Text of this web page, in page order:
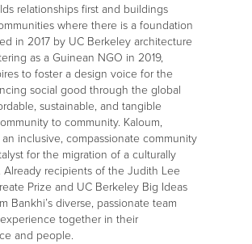
relationships first and buildings
where there is a foundation
in 2017 by UC Berkeley architecture
as a Guinean NGO in 2019,
to foster a design voice for the
social good through the global
sustainable, and tangible
to community. Kaloum,
inclusive, compassionate community
for the migration of a culturally
Already recipients of the Judith Lee
Prize and UC Berkeley Big Ideas
Bankhi’s diverse, passionate team
together in their
and people.